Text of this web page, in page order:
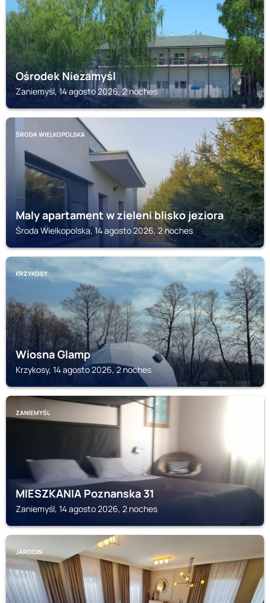
Ośrodek Niezamyśl
Zaniemyśl, 14 agosto 2026, 2 noches
ŚRODA WIELKOPOLSKA
Maly apartament w zieleni blisko jeziora
Środa Wielkopolska, 14 agosto 2026, 2 noches
KRZYKOSY
Wiosna Glamp
Krzykosy, 14 agosto 2026, 2 noches
ZANIEMYŚL
MIESZKANIA Poznanska 31
Zaniemyśl, 14 agosto 2026, 2 noches
JAROCIN